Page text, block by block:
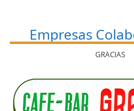
Empresas
GRACIAS